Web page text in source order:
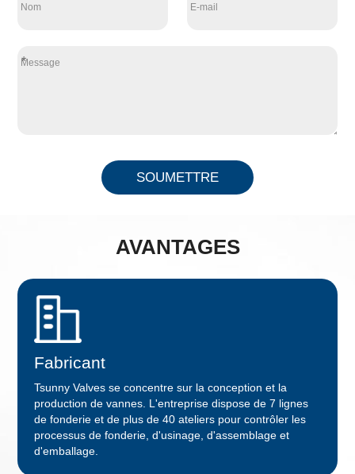
*
SOUMETTRE
AVANTAGES
Fabricant
Tsunny Valves se concentre sur la conception et la
production de vannes. L'entreprise dispose de 7 lignes
de fonderie et de plus de 40 ateliers pour contrôler les
processus de fonderie, d'usinage, d'assemblage et
d'emballage.